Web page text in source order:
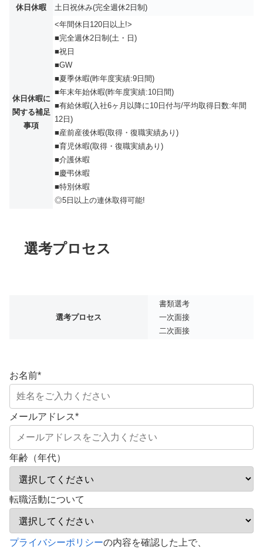
休日休暇
土日祝休み(完全週休2日制)
休日休暇に
関する補足
事項
<年間休日120日以上!>
■完全週休2日制(土・日)
■祝日
■GW
■夏季休暇(昨年度実績:9日間)
■年末年始休暇(昨年度実績:10日間)
■有給休暇(入社6ヶ月以降に10日付与/平均取得日数:年間
12日)
■産前産後休暇(取得・復職実績あり)
■育児休暇(取得・復職実績あり)
■介護休暇
■慶弔休暇
■特別休暇
◎5日以上の連休取得可能!
選考プロセス
選考プロセス
書類選考
一次面接
二次面接
お名前*
メールアドレス*
年齢（年代）
転職活動について
こ
プライバシーポリシーの内容を確認した上で、